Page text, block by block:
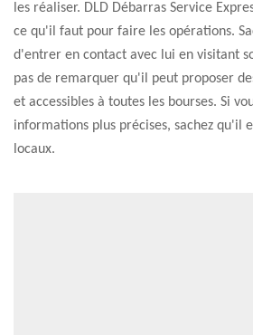
les réaliser. DLD Débarras Service
ce qu'il faut pour faire les opérations.
d'entrer en contact avec lui en visitant
pas de remarquer qu'il peut proposer
et accessibles à toutes les bourses. Si
informations plus précises, sachez qu'il
locaux.